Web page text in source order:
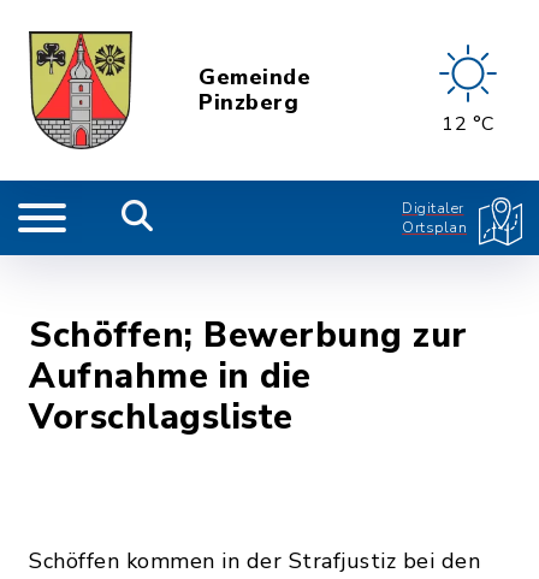
Gemeinde
Pinzberg
12 °C
Digitaler
Ortsplan
Schöffen; Bewerbung zur
Aufnahme in die
Vorschlagsliste
Schöffen kommen in der Strafjustiz bei den